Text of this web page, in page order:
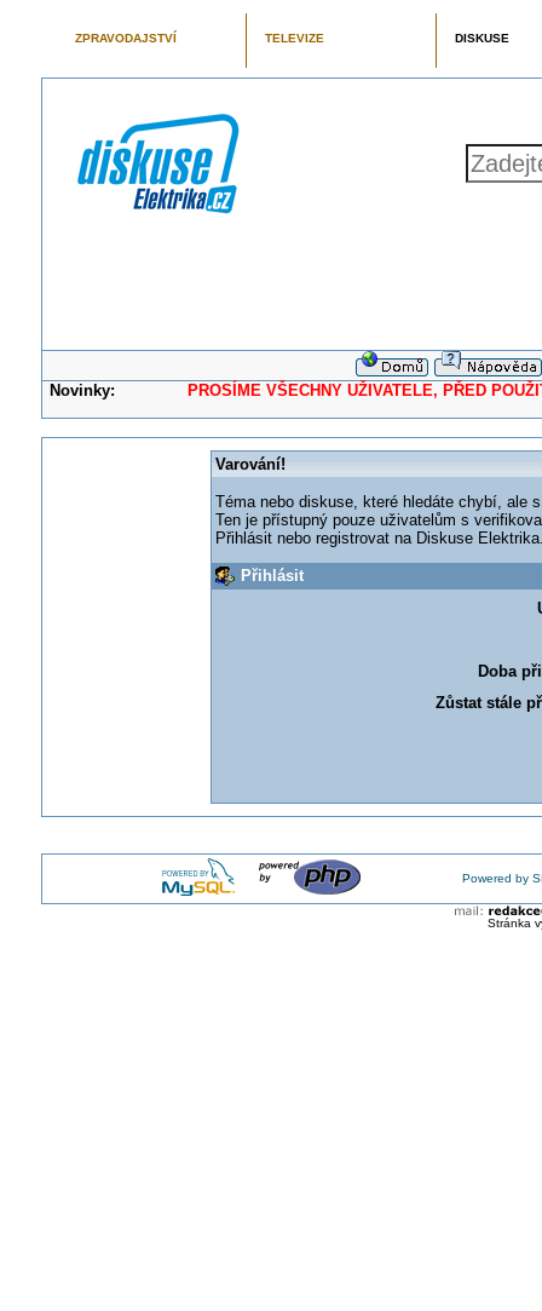
ZPRAVODAJSTVÍ TELEVIZE DISKUSE
Novinky: PROSÍME VŠECHNY UŽIVATELE, PŘED
Varování!
Téma nebo diskuse, které hledáte chybí, ale
Ten je přístupný pouze uživatelům s
Přihlásit nebo registrovat na Diskuse
Přihlásit
Doba
Zůstat stále
Powered by
Stránka